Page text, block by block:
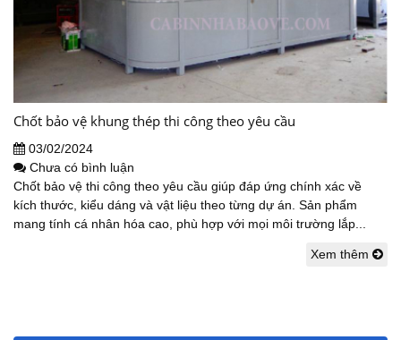
Chốt bảo vệ khung thép thi công theo yêu cầu
03/02/2024
Chưa có bình luận
Chốt bảo vệ thi công theo yêu cầu giúp đáp ứng chính xác về
kích thước, kiểu dáng và vật liệu theo từng dự án. Sản phẩm
mang tính cá nhân hóa cao, phù hợp với mọi môi trường lắp...
Xem thêm